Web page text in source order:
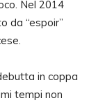
Nel 2014
da “espoir”
in coppa
tempi non